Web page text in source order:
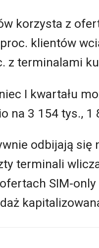
korzysta z
klientów
z terminalami
I kwartału
na 3 154 tys., 1
odbijają się
terminali
SIM-